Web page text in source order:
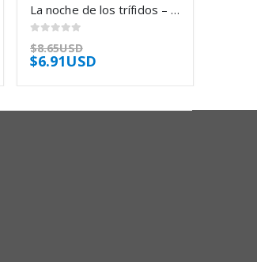
La noche de los trífidos – Simon Clark
$8.65USD
$6.91USD